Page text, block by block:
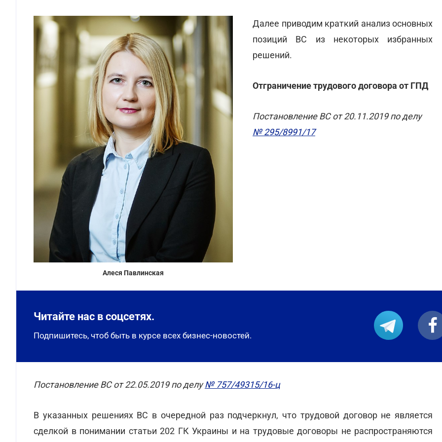
Алеся Павлинская
Далее приводим краткий анализ основных
позиций ВС из некоторых избранных
решений.
Отграничение трудового договора от ГПД
Постановление ВС от 20.11.2019 по делу
№ 295/8991/17
Читайте нас в соцсетях.
Подпишитесь, чтоб быть в курсе всех бизнес-новостей.
Постановление ВС от 22.05.2019 по делу№ 757/49315/16-ц
В указанных решениях ВС в очередной раз подчеркнул, что трудовой договор не является
сделкой в понимании статьи 202 ГК Украины и на трудовые договоры не распространяются